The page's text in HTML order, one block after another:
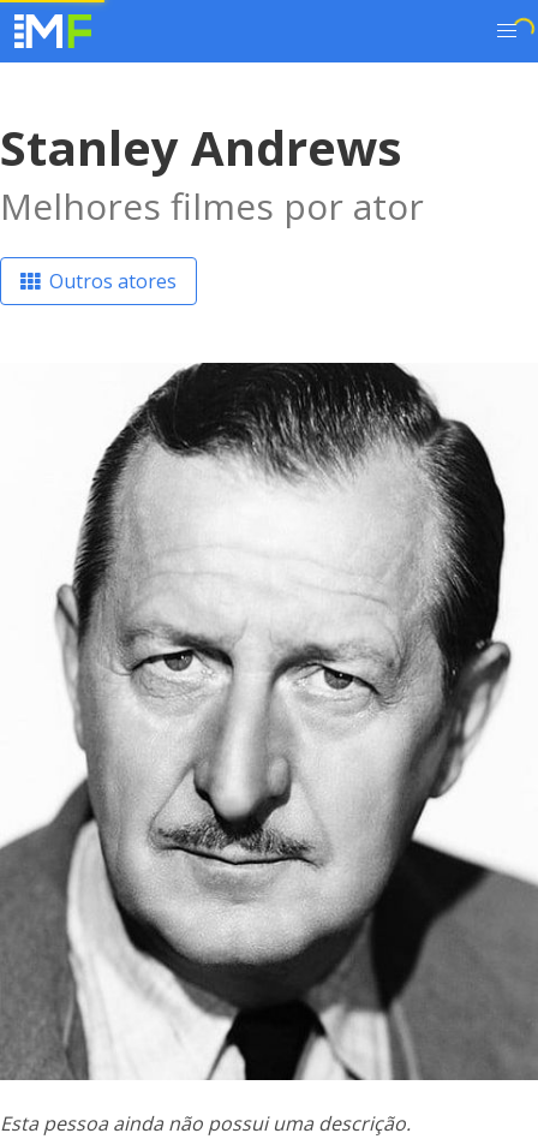
Stanley Andrews
Melhores filmes por ator
Outros atores
Esta pessoa ainda não possui uma descrição.